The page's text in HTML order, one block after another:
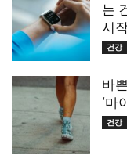
는
시
건강
바
‘마
건강